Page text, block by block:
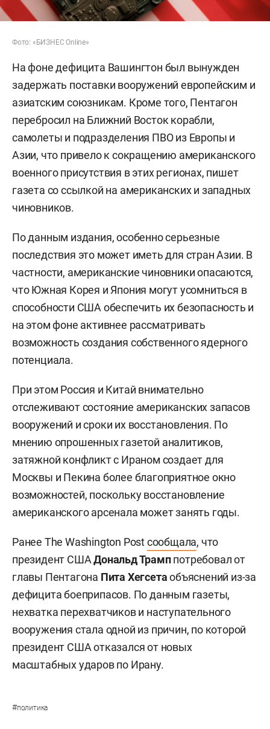
Фото: «БИЗНЕС Online»
На фоне дефицита Вашингтон был вынужден
задержать поставки вооружений европейским и
азиатским союзникам. Кроме того, Пентагон
перебросил на Ближний Восток корабли,
самолеты и подразделения ПВО из Европы и
Азии, что привело к сокращению американского
военного присутствия в этих регионах, пишет
газета со ссылкой на американских и западных
чиновников.
По данным издания, особенно серьезные
последствия это может иметь для стран Азии. В
частности, американские чиновники опасаются,
что Южная Корея и Япония могут усомниться в
способности США обеспечить их безопасность и
на этом фоне активнее рассматривать
возможность создания собственного ядерного
потенциала.
При этом Россия и Китай внимательно
отслеживают состояние американских запасов
вооружений и сроки их восстановления. По
мнению опрошенных газетой аналитиков,
затяжной конфликт с Ираном создает для
Москвы и Пекина более благоприятное окно
возможностей, поскольку восстановление
американского арсенала может занять годы.
Ранее The Washington Postсообщала, что
президент СШАДональд Трамппотребовал от
главы Пентагона Пита Хегсетаобъяснений из-за
дефицита боеприпасов. По данным газеты,
нехватка перехватчиков и наступательного
вооружения стала одной из причин, по которой
президент США отказался от новых
масштабных ударов по Ирану.
#политика